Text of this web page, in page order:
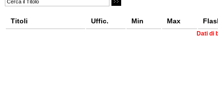
Titoli Uffic. Min Max
Dati di